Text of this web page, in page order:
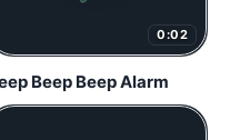
0:02
Beep Beep Alarm